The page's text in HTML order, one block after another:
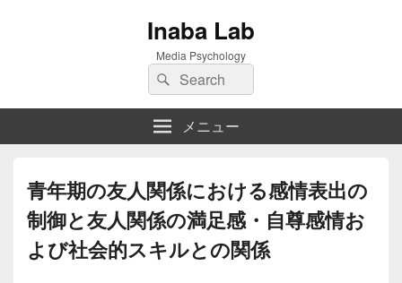
Inaba Lab
Media Psychology
検
索:
検
索
メニュー
青年期の友人関係における感情表出の
制御と友人関係の満足感・自尊感情お
よび社会的スキルとの関係